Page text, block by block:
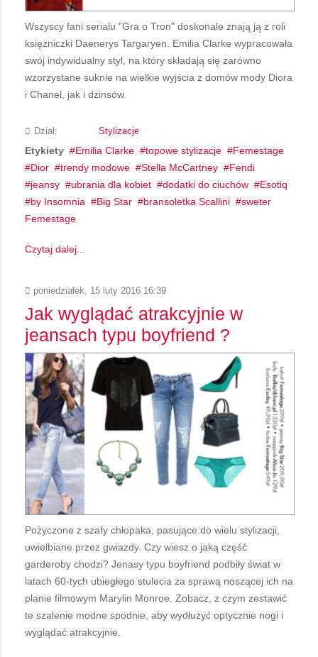
Wszyscy fani serialu "Gra o Tron" doskonale znają ją z roli
księżniczki Daenerys Targaryen. Emilia Clarke wypracowała
swój indywidualny styl, na który składają się zarówno
wzorzystane suknie na wielkie wyjścia z domów mody Diora
i Chanel, jak i dżinsów.
Dział: Stylizacje
Etykiety Emilia Clarke topowe stylizacje
Femestage
Dior
trendy modowe Stella McCartney
Fendi
jeansy
ubrania dla kobiet dodatki do ciuchów
Esotiq
by Insomnia
Big Star bransoletka Scallini
sweter
Femestage
Czytaj dalej...
poniedziałek, 15 luty 2016 16:39
Jak wyglądać atrakcyjnie w
jeansach typu boyfriend ?
Pożyczone z szafy chłopaka, pasujące do wielu stylizacji,
uwielbiane przez gwiazdy. Czy wiesz o jaką część
garderoby chodzi? Jenasy typu boyfriend podbiły świat w
latach 60-tych ubiegłego stulecia za sprawą noszącej ich na
planie filmowym Marylin Monroe. Zobacz, z czym zestawić
te szalenie modne spodnie, aby wydłużyć optycznie nogi i
wyglądać atrakcyjnie.